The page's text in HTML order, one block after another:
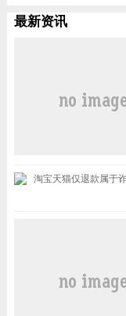
最新资讯
淘宝天猫仅退款属于